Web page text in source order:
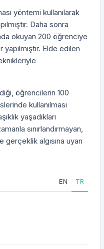
yöntemi kullanılarak
Daha sonra
okuyan 200 öğrenciye
Elde edilen
öğrencilerin 100
kullanılması
yaşadıkları
sınırlandırmayan,
gerçeklik algısına uyan
EN TR